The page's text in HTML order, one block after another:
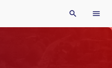
search menu